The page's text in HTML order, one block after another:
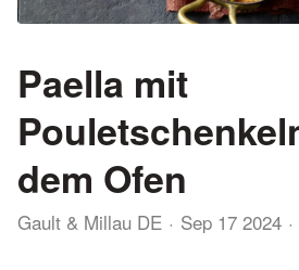
Paella mit
dem Ofen
Gault & Millau DE Sep 17 2024